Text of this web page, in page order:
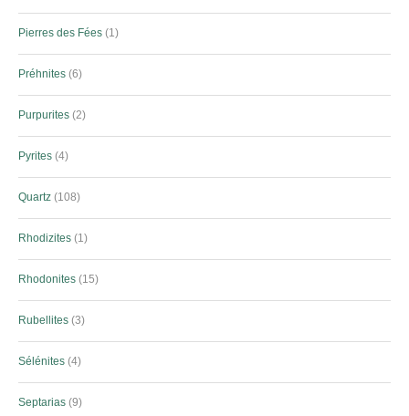
Pierres des Fées 1
Préhnites 6
Purpurites 2
Pyrites 4
Quartz 108
Rhodizites 1
Rhodonites 15
Rubellites 3
Sélénites 4
Septarias 9